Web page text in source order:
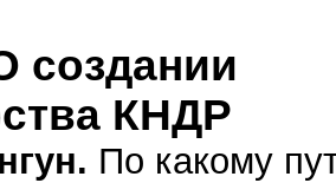
создании
КНДР
По какому